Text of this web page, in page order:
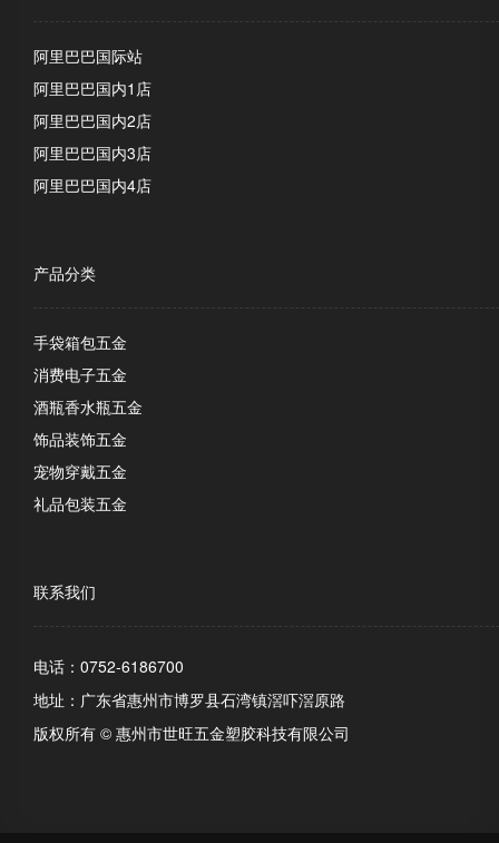
阿里巴巴国际站
阿里巴巴国内1店
阿里巴巴国内2店
阿里巴巴国内3店
阿里巴巴国内4店
产品分类
手袋箱包五金
消费电子五金
酒瓶香水瓶五金
饰品装饰五金
宠物穿戴五金
礼品包装五金
联系我们
电话：0752-6186700
地址：广东省惠州市博罗县石湾镇滘吓滘原路
版权所有 © 惠州市世旺五金塑胶科技有限公司